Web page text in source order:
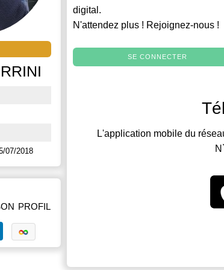
07/2018
profil
digital.
N'attendez plus ! Rejoignez-nous !
SE CONNECTER
L'application mobile du